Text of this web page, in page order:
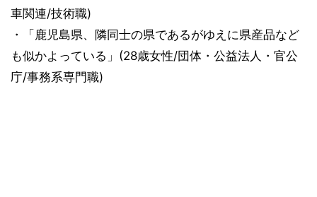
車関連/技術職)
・「鹿児島県、隣同士の県であるがゆえに県産品など
も似かよっている」(28歳女性/団体・公益法人・官公
庁/事務系専門職)